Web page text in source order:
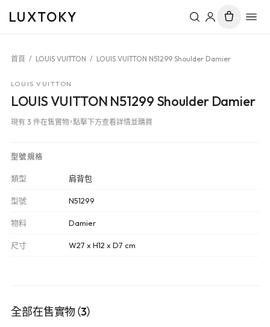
LUXTOKY
首頁 / LOUIS VUITTON / LOUIS VUITTON N51299 Shoulder Damier
LOUIS VUITTON
LOUIS VUITTON N51299 Shoulder Damier
現有 3 件在售實物，點擊下方查看詳情並購買
型號規格
類型 肩背包
型號 N51299
物料 Damier
尺寸 W27 x H12 x D7 cm
全部在售實物（3）